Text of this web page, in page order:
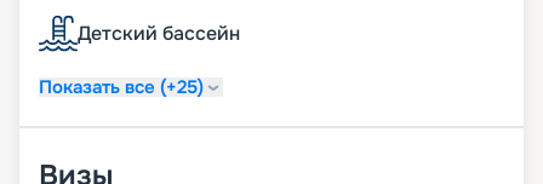
Детский бассейн
Показать все (+25)
Визы